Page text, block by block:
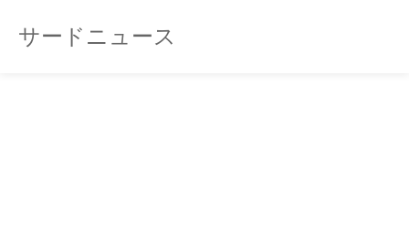
サードニュース